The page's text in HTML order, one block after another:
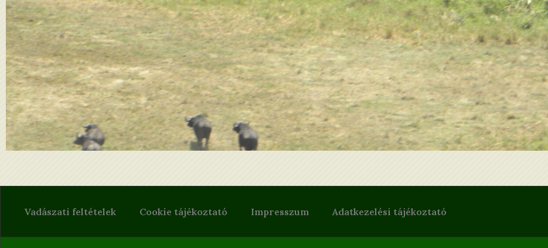
Vadásszon velünk Ön is Mozambikban!!
Vadászati feltételek Cookie tájékoztató Impresszum Adatkezelési tájékoztató